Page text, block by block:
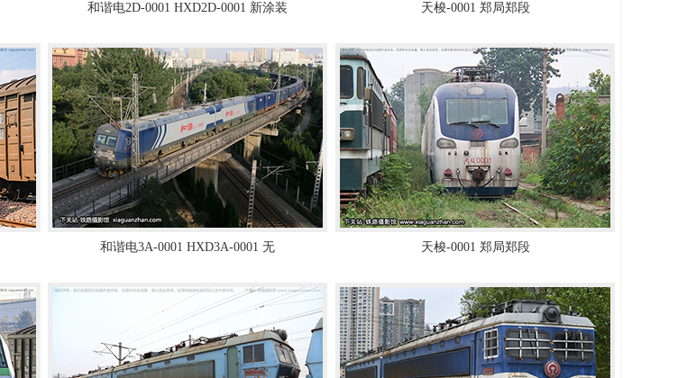
和谐电2D-0001 HXD2D-0001 新涂装 天梭-0001 郑局郑段
和谐电3A-0001 HXD3A-0001 无 天梭-0001 郑局郑段